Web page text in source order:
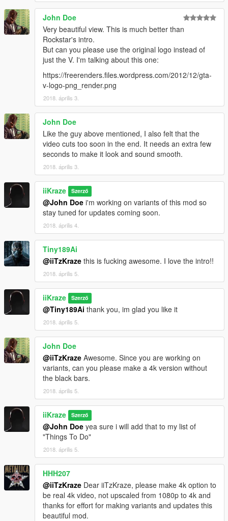
John Doe
Very beautiful view. This is much better than
Rockstar's intro.
But can you please use the original logo instead of
just the V. I'm talking about this one:
https://freerenders.files.wordpress.com/2012/12/gta-
v-logo-png_render.png
2018. április 3.
John Doe
Like the guy above mentioned, I also felt that the
video cuts too soon in the end. It needs an extra few
seconds to make it look and sound smooth.
2018. április 3.
iiKraze Szerző
@John Doe i'm working on variants of this mod so
stay tuned for updates coming soon.
2018. április 4.
Tiny189Ai
@iiTzKraze this is fucking awesome. I love the intro!!
2018. április 5.
iiKraze Szerző
@Tiny189Ai thank you, im glad you like it
2018. április 5.
John Doe
@iiTzKraze Awesome. Since you are working on
variants, can you please make a 4k version without
the black bars.
2018. április 5.
iiKraze Szerző
@John Doe yea sure i will add that to my list of
"Things To Do"
2018. április 5.
HHH207
@iiTzKraze Dear iiTzKraze, please make 4k option to
be real 4k video, not upscaled from 1080p to 4k and
thanks for effort for making variants and updates this
beautiful mod.